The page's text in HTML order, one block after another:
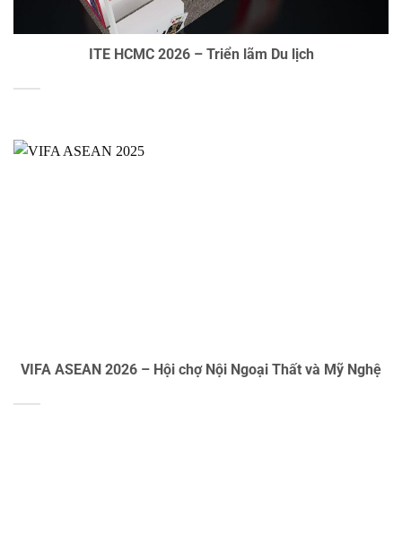
ITE HCMC 2026 – Triển lãm Du lịch
VIFA ASEAN 2026 – Hội chợ Nội Ngoại Thất và Mỹ Nghệ